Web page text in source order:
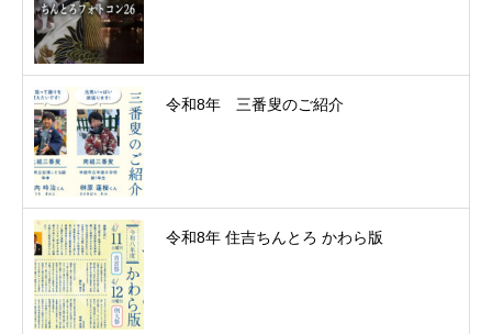
令和8年 三番叟のご紹介
令和8年 住吉ちんとろ かわら版